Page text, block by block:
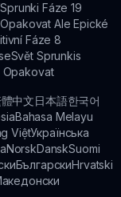
Sprunki Fáze 19
Ale Epické
Fáze 8
Svět Sprunkis
Opakovat
中文日本語한국어
Bahasa Melayu
ViệtУкраїнська
NorskDanskSuomi
БългарскиHrvatski